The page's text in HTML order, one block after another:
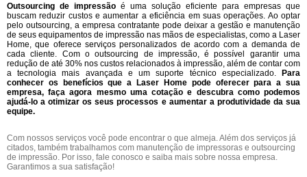
Outsourcing de impressão é uma solução eficiente para empresas que
buscam reduzir custos e aumentar a eficiência em suas operações. Ao optar
pelo outsourcing, a empresa contratante pode deixar a gestão e manutenção
de seus equipamentos de impressão nas mãos de especialistas, como a Laser
Home, que oferece serviços personalizados de acordo com a demanda de
cada cliente. Com o outsourcing de impressão, é possível garantir uma
redução de até 30% nos custos relacionados à impressão, além de contar com
a tecnologia mais avançada e um suporte técnico especializado. Para
conhecer os benefícios que a Laser Home pode oferecer para a sua
empresa, faça agora mesmo uma cotação e descubra como podemos
ajudá-lo a otimizar os seus processos e aumentar a produtividade da sua
equipe.
Com nossos serviços você pode encontrar o que almeja. Além dos serviços já
citados, também trabalhamos com manutenção de impressoras e outsourcing
de impressão. Por isso, fale conosco e saiba mais sobre nossa empresa.
Garantimos a sua satisfação!